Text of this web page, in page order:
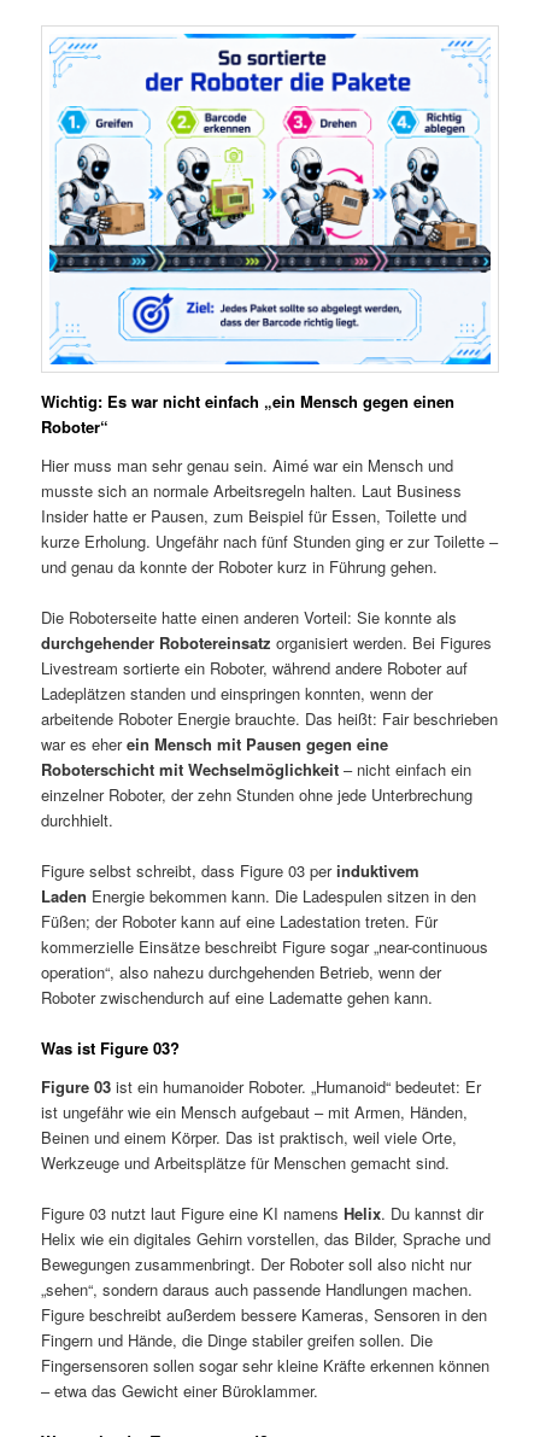
Wichtig: Es war nicht einfach „ein Mensch gegen einen
Roboter“
Hier muss man sehr genau sein. Aimé war ein Mensch und
musste sich an normale Arbeitsregeln halten. Laut Business
Insider hatte er Pausen, zum Beispiel für Essen, Toilette und
kurze Erholung. Ungefähr nach fünf Stunden ging er zur Toilette –
und genau da konnte der Roboter kurz in Führung gehen.
Die Roboterseite hatte einen anderen Vorteil: Sie konnte als
durchgehender Robotereinsatz organisiert werden. Bei Figures
Livestream sortierte ein Roboter, während andere Roboter auf
Ladeplätzen standen und einspringen konnten, wenn der
arbeitende Roboter Energie brauchte. Das heißt: Fair beschrieben
war es eherein Mensch mit Pausen gegen eine
Roboterschicht mit Wechselmöglichkeit – nicht einfach ein
einzelner Roboter, der zehn Stunden ohne jede Unterbrechung
durchhielt.
Figure selbst schreibt, dass Figure 03 perinduktivem
Laden Energie bekommen kann. Die Ladespulen sitzen in den
Füßen; der Roboter kann auf eine Ladestation treten. Für
kommerzielle Einsätze beschreibt Figure sogar „near-continuous
operation“, also nahezu durchgehenden Betrieb, wenn der
Roboter zwischendurch auf eine Ladematte gehen kann.
Was ist Figure 03?
Figure 03 ist ein humanoider Roboter. „Humanoid“ bedeutet: Er
ist ungefähr wie ein Mensch aufgebaut – mit Armen, Händen,
Beinen und einem Körper. Das ist praktisch, weil viele Orte,
Werkzeuge und Arbeitsplätze für Menschen gemacht sind.
Figure 03 nutzt laut Figure eine KI namensHelix. Du kannst dir
Helix wie ein digitales Gehirn vorstellen, das Bilder, Sprache und
Bewegungen zusammenbringt. Der Roboter soll also nicht nur
„sehen“, sondern daraus auch passende Handlungen machen.
Figure beschreibt außerdem bessere Kameras, Sensoren in den
Fingern und Hände, die Dinge stabiler greifen sollen. Die
Fingersensoren sollen sogar sehr kleine Kräfte erkennen können
– etwa das Gewicht einer Büroklammer.